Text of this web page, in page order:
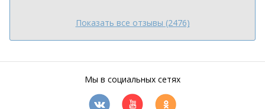
Показать все отзывы (2476)
Мы в социальных сетях